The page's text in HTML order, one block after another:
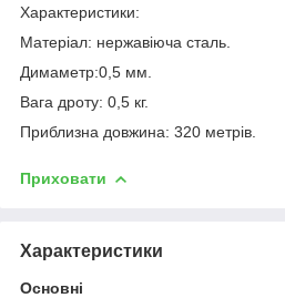
Характеристики:
Матеріал: нержавіюча сталь.
Димаметр:0,5 мм.
Вага дроту: 0,5 кг.
Приблизна довжина: 320 метрів.
Приховати
Характеристики
Основні